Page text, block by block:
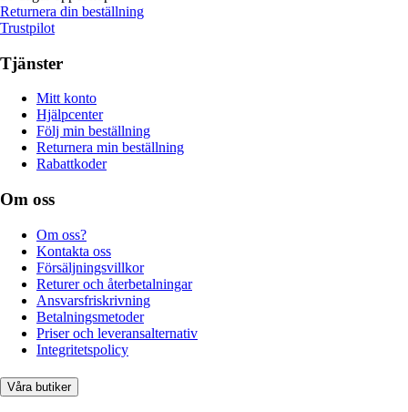
Returnera din beställning
Trustpilot
Tjänster
Mitt konto
Hjälpcenter
Följ min beställning
Returnera min beställning
Rabattkoder
Om oss
Om oss?
Kontakta oss
Försäljningsvillkor
Returer och återbetalningar
Ansvarsfriskrivning
Betalningsmetoder
Priser och leveransalternativ
Integritetspolicy
Våra butiker